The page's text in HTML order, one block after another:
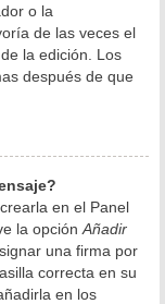
o la
de las veces el
la edición. Los
después de que
en el Panel
la opción Añadir
una firma por
correcta en su
en los